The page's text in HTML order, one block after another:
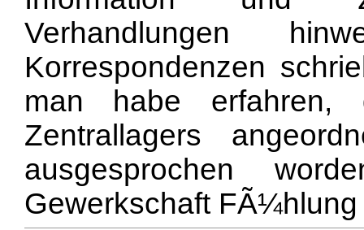
Verhandlungen
Korrespondenzen
man habe erfahren,
Zentrallagers
ausgesprochen
Gewerkschaft FÃ¼hlung